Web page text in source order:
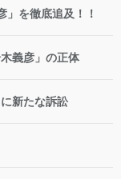
を徹底追及！！
義彦」の正体
新たな訴訟